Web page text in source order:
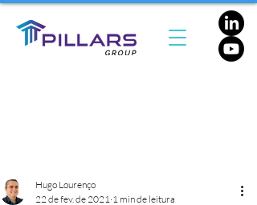
Hugo Lourenço
22 de fev. de 2021 1 min de leitura